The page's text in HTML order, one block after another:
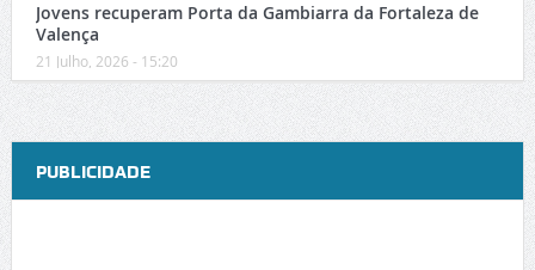
Jovens recuperam Porta da Gambiarra da Fortaleza de
Valença
21 Julho, 2026 - 15:20
PUBLICIDADE